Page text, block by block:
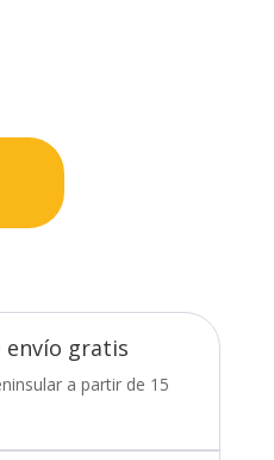
envío gratis
a partir de 15